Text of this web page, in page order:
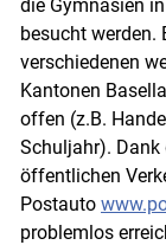
die Gymnasien
besucht werden.
verschiedenen
Kantonen
offen (z.B.
Schuljahr). Dank
öffentlichen
Postauto
problemlos